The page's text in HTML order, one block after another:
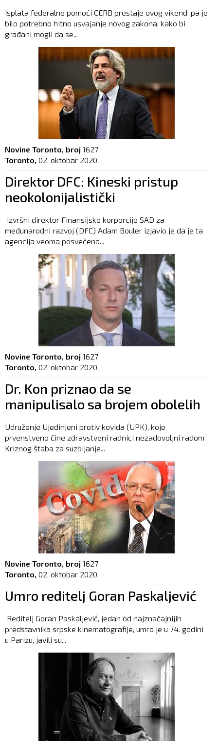
Isplata federalne pomoći CERB prestaje ovog vikend, pa je
bilo potrebno hitno usvajanje novog zakona, kako bi
građani mogli da se...
Novine Toronto, broj 1627
Toronto, 02. oktobar 2020.
Direktor DFC: Kineski pristup
neokolonijalistički
Izvršni direktor Finansijske korporcije SAD za
međunarodni razvoj (DFC) Adam Bouler izjavio je da je ta
agencija veoma posvećena...
Novine Toronto, broj 1627
Toronto, 02. oktobar 2020.
Dr. Kon priznao da se
manipulisalo sa brojem obolelih
Udruženje Ujedinjeni protiv kovida (UPK), koje
prvenstveno čine zdravstveni radnici nezadovoljni radom
Kriznog štaba za suzbijanje...
Novine Toronto, broj 1627
Toronto, 02. oktobar 2020.
Umro reditelj Goran Paskaljević
Reditelj Goran Paskaljević, jedan od najznačajnijih
predstavnika srpske kinematografije, umro je u 74. godini
u Parizu, javili su...